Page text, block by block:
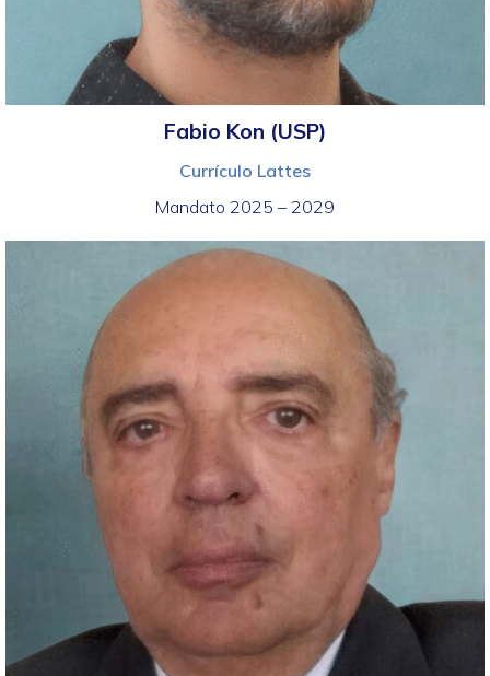
Fabio Kon (USP)
Currículo Lattes
Mandato 2025 – 2029